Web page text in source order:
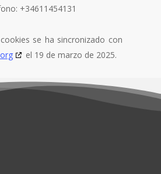
+34611454131
se ha sincronizado con
el 19 de marzo de 2025.